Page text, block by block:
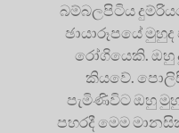
බම්බලපිටිය
ඡායාරූපයේ
රෝගියෙකි. ඔහු
කියවේ.
පැමිණිවිට ඔහු
පහරදී මෙම